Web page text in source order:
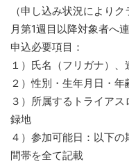
（申し込み状況により
月第1週目以降対象者へ連
申込必要項目：
１）氏名（フリガナ）、
２）性別・生年月日・年
３）所属するトライア
録地
４）参加可能日：以下
間帯を全て記載